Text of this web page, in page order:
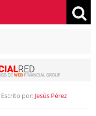
Escrito por: Jesús Pérez